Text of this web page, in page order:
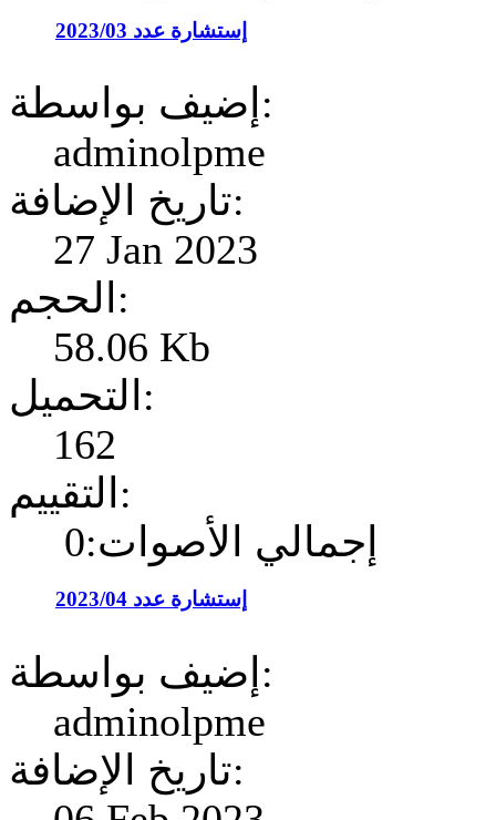
إستشارة عدد 2023/03
إضيف بواسطة:
adminolpme
تاريخ الإضافة:
27 Jan 2023
الحجم:
58.06 Kb
التحميل:
162
التقييم:
إجمالي الأصوات:0
إستشارة عدد 2023/04
إضيف بواسطة:
adminolpme
تاريخ الإضافة: